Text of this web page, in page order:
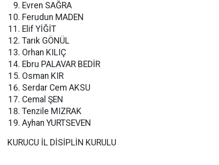
Evren SAĞRA
Ferudun MADEN
Elif YİĞİT
Tarık GÖNÜL
Orhan KILIÇ
Ebru PALAVAR BEDİR
Osman KIR
Serdar Cem AKSU
Cemal ŞEN
Tenzile MIZRAK
Ayhan YURTSEVEN
KURUCU İL DİSİPLİN KURULU